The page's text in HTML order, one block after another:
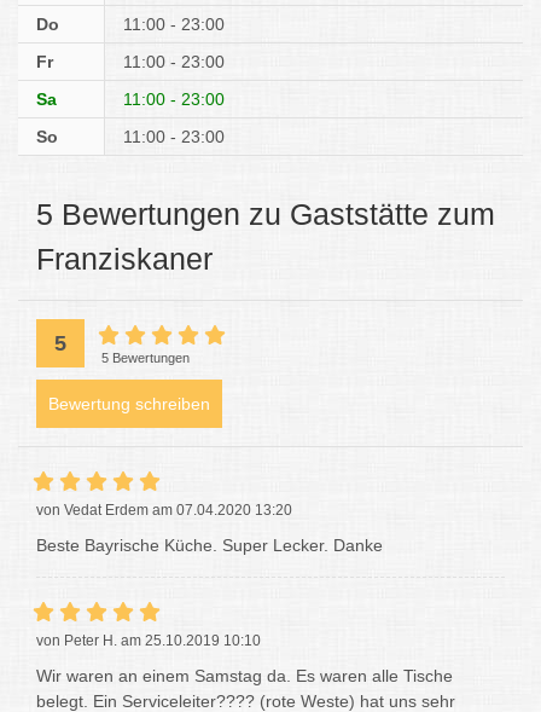
Do
11:00 - 23:00
Fr
11:00 - 23:00
Sa
11:00 - 23:00
So
11:00 - 23:00
5 Bewertungen zu Gaststätte zum
Franziskaner
5
5 Bewertungen
Bewertung schreiben
von Vedat Erdem am 07.04.2020 13:20
Beste Bayrische Küche. Super Lecker. Danke
von Peter H. am 25.10.2019 10:10
Wir waren an einem Samstag da. Es waren alle Tische
belegt. Ein Serviceleiter???? (rote Weste) hat uns sehr